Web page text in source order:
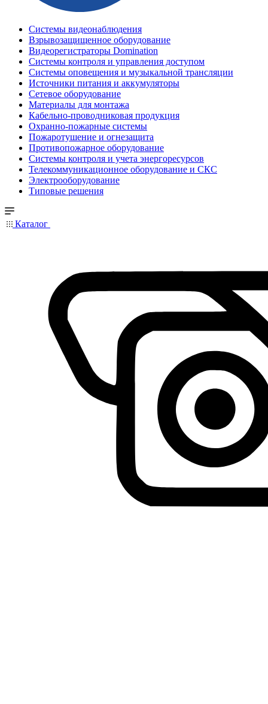
Системы видеонаблюдения
Взрывозащищенное оборудование
Видеорегистраторы Domination
Системы контроля и управления доступом
Системы оповещения и музыкальной трансляции
Источники питания и аккумуляторы
Сетевое оборудование
Материалы для монтажа
Кабельно-проводниковая продукция
Охранно-пожарные системы
Пожаротушение и огнезащита
Противопожарное оборудование
Системы контроля и учета энергоресурсов
Телекоммуникационное оборудование и СКС
Электрооборудование
Типовые решения
Каталог